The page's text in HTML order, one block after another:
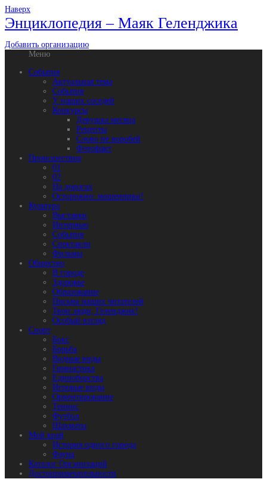
Наверх
Энциклопедия – Маяк Геленджика
Добавить организацию
Меню
События
Актуальная тема
События
У наших соседей
Конкурсы
Девушка месяца
Рецепты
Слово не воробей
Фотофакт
Происшествия
01
02
На дорогах
Осторожно: мошенники!
Культура
Выставки
Интервью
События
Спектакли
Фильмы
Общество
В городе
Здоровье
Образование
Письма наших читателей
Твои люди, Геленджик!
Особый взгляд
Спорт
Бокс
Борьба
Водные виды
Гимнастика
Единоборства
Игровые виды
Ориентирование
Теннис
Футбол
Шахматы
Мой край
История одного города
Фауна
Каталог Организаций
Достопримечательности